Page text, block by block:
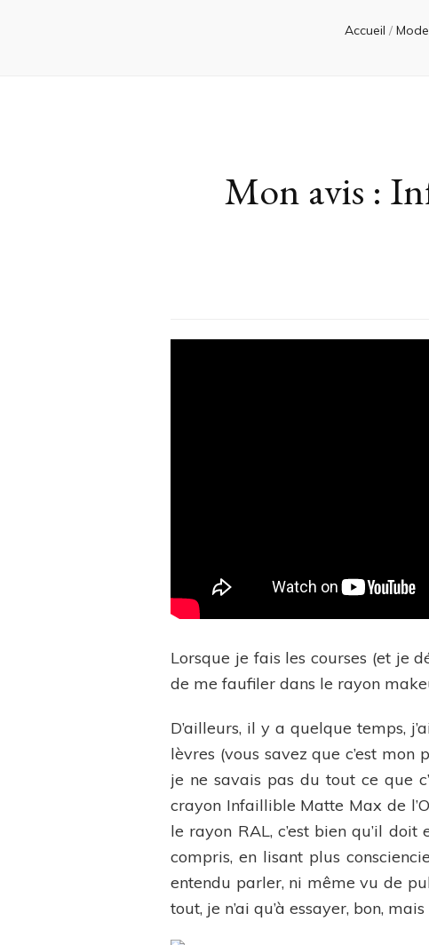
Accueil / Mode
Mon avis :
Lorsque je fais les courses (et je
de me faufiler dans le rayon
D’ailleurs, il y a quelque temps,
lèvres (vous savez que c’est
je ne savais pas du tout ce que
crayon Infaillible Matte Max de
le rayon RAL, c’est bien qu’il
compris, en lisant plus
entendu parler, ni même vu de
tout, je n’ai qu’à essayer, bon,